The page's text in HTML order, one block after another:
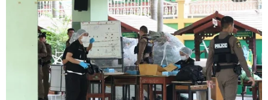
Những màn trình diễn đa sắc màu của Đại Nhạc hội La
Habana 500 năm. (Ảnh: Lê Hà/TTXVN)